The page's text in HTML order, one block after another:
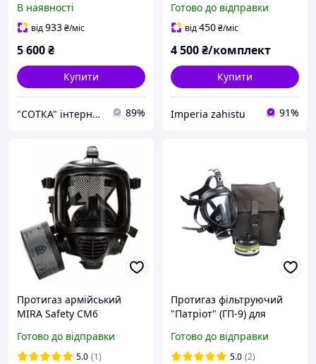
В наявності
від933₴/міс
5 600₴
Купити
"СОТКА" інтернет магазин 89%
шлангом та фільтром,
новий
Готово до відправки
від450₴/міс
4 500₴/комплект
Купити
Imperia zahistu 91%
Протигаз армійський
MIRA Safety CM6
підсумок МедГруп
Готово до відправки
5.0 (1)
Протигаз фільтруючий
"Патріот" (ГП-9) для
(маска панорамна +
фільтр + підсумок)
Готово до відправки
5.0 (2)